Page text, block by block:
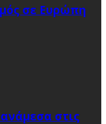
σε Ευρώπη
στις